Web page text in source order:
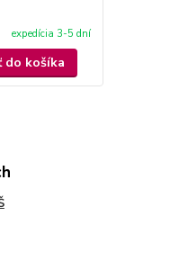
expedícia 3-5 dní
do košíka